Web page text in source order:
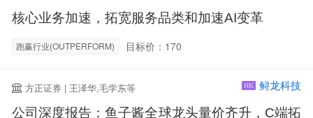
核心业务加速，拓宽服务品类和加速AI变革
跑赢行业(OUTPERFORM) 目标价：170
方正证券 | 王泽华,毛学东等 HK 鲟龙科技
公司深度报告：鱼子酱全球龙头量价齐升，C端拓